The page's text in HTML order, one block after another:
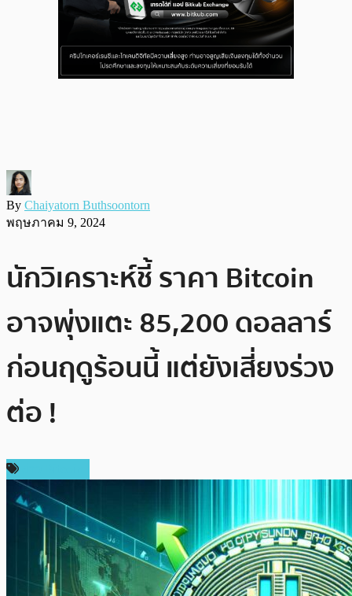
By Chaiyatorn Buthsoontorn
พฤษภาคม 9, 2024
นักวิเคราะห์ชี้ ราคา Bitcoin
อาจพุ่งแตะ 85,200 ดอลลาร์
ก่อนฤดูร้อนนี้ แต่ยังเสี่ยงร่วง
ต่อ !